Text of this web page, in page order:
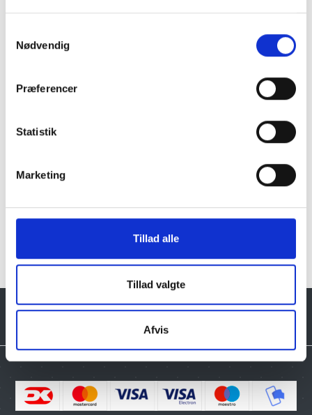
Nødvendig
Præferencer
Statistik
Marketing
Tillad alle
Tillad valgte
Afvis
Granit er et naturmateriale, og variationer i farve og
Klik her for Borde oversigt